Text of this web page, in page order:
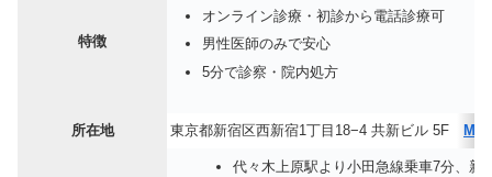
特徴
オンライン診療・初診から電話診療可
男性医師のみで安心
5分で診察・院内処方
所在地 東京都新宿区西新宿1丁目18−4 共新ビル 5F
代々木上原駅より小田急線乗車7分、新